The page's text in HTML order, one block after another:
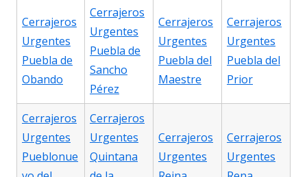
Cerrajeros
Urgentes
Puebla de
Obando
Cerrajeros
Urgentes
Puebla de
Sancho
Pérez
Cerrajeros
Urgentes
Puebla del
Maestre
Cerrajeros
Urgentes
Puebla del
Prior
Cerrajeros
Urgentes
Pueblonue
Cerrajeros
Urgentes
Quintana
Cerrajeros
Urgentes
Cerrajeros
Urgentes